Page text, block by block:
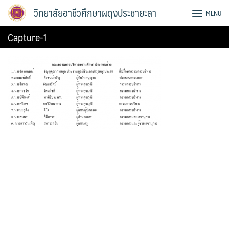
Skip
วิทยาลัยอาชีวศึกษาผดุงประชายะลา MENU
Capture-1